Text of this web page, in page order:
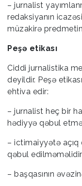
– jurnalist
redaksiyanın
müzakirə
Peşə etikası
Ciddi jurnalistika
deyildir. Peşə
ehtiva edir:
– jurnalist heç bir
hədiyyə qəbul
– ictimaiyyətə
qəbul
– başqasının